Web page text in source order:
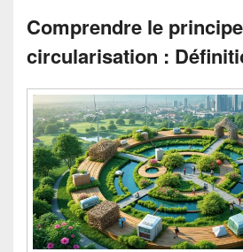
Comprendre le
circularisation :